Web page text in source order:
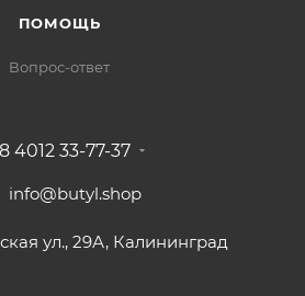
ПОМОЩЬ
Вопрос-ответ
8 4012 33-77-37
info@butyl.shop
ул., 29А, Калининград